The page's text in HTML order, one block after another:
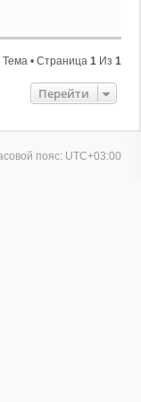
Тема • Страница 1 Из 1
Перейти
пояс: UTC+03:00